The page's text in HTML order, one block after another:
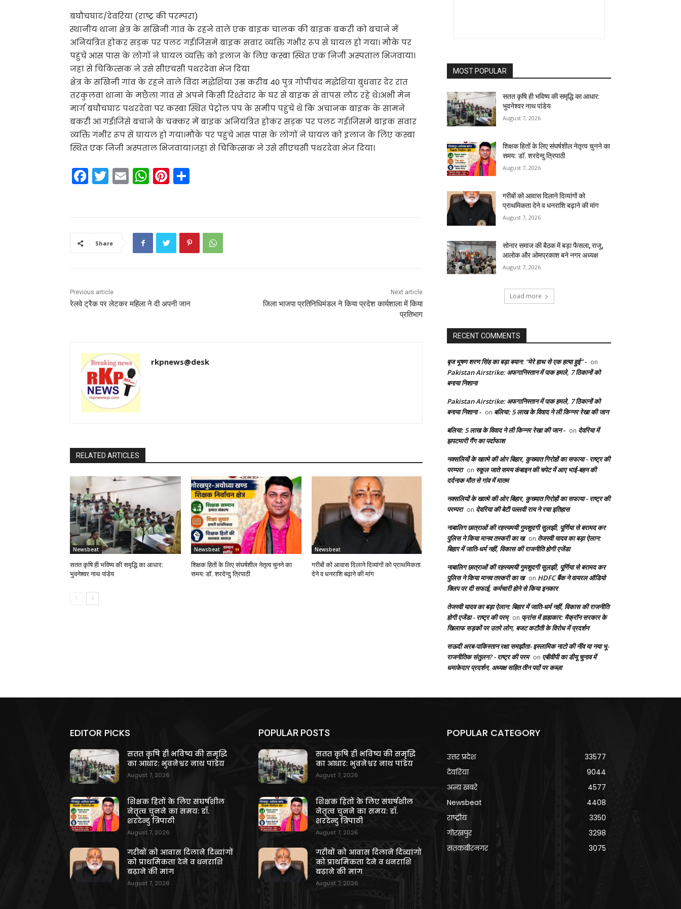
बघौचघाट/देवरिया (राष्ट्र की परम्परा)
स्थानीय थाना क्षेत्र के सखिनी गांव के रहने वाले एक बाइक चालक की बाइक बकरी को बचाने में
अनियंत्रित होकर सड़क पर पलट गई।जिसमे बाइक सवार व्यक्ति गंभीर रूप से घायल हो गया। मौके पर
पहुंचे आस पास के लोगों ने घायल व्यक्ति को इलाज के लिए कस्बा स्थित एक निजी अस्पताल भिजवाया।
जहां से चिकित्सक ने उसे सीएचसी पथरदेवा भेज दिया
क्षेत्र के सखिनी गांव के रहने वाले विंदा मद्धेशिया उम्र करीब 40 पुत्र गोपीचंद मद्धेशिया बुधवार देर रात
तरकुलवा थाना के मछैला गांव से अपने किसी रिश्तेदार के घर से बाइक से वापस लौट रहे थे।अभी मेन
मार्ग बघौचघाट पथरदेवा पर कस्बा स्थित पेट्रोल पंप के समीप पहुंचे थे कि अचानक बाइक के सामने
बकरी आ गई।जिसे बचाने के चक्कर में बाइक अनियंत्रित होकर सड़क पर पलट गई।जिसमे बाइक सवार
व्यक्ति गंभीर रूप से घायल हो गया।मौके पर पहुंचे आस पास के लोगों ने घायल को इलाज के लिए कस्बा
स्थित एक निजी अस्पताल भिजवाया।जहां से चिकित्सक ने उसे सीएचसी पथरदेवा भेज दिया।
F
a
b
k
T
w
E
m
W
h
A
p
Pi
nt
st
Share
Previous article
रेलवे ट्रैक पर लेटकर महिला ने दी अपनी जान
Next article
जिला भाजपा प्रतिनिधिमंडल ने किया प्रदेश कार्यशाला में किया
प्रतिभाग
rkpnews@desk
RELATED ARTICLES
Newsbeat
सतत कृषि ही भविष्य की समृद्धि का आधार:
भुवनेश्वर नाथ पांडेय
Newsbeat
शिक्षक हितों के लिए संघर्षशील नेतृत्व चुनने का
समय: डॉ. शरदेन्दु त्रिपाठी
Newsbeat
गरीबों को आवास दिलाने दिव्यांगों को प्राथमिकता
देने व धनराशि बढ़ाने की मांग
MOST POPULAR
सतत कृषि ही भविष्य की समृद्धि का आधार:
भुवनेश्वर नाथ पांडेय
August 7, 2026
शिक्षक हितों के लिए संघर्षशील नेतृत्व चुनने का
समय: डॉ. शरदेन्दु त्रिपाठी
August 7, 2026
गरीबों को आवास दिलाने दिव्यांगों को
प्राथमिकता देने व धनराशि बढ़ाने की मांग
August 7, 2026
सोनार समाज की बैठक में बड़ा फैसला, राजू,
आलोक और ओमप्रकाश बने नगर अध्यक्ष
August 7, 2026
Load more
RECENT COMMENTS
बृज भूषण शरण सिंह का बड़ा बयान: “मेरे हाथ से एक हत्या हुई” - on
Pakistan Airstrike: अफगानिस्तान में पाक हमले, 7 ठिकानों को
बनाया निशाना
Pakistan Airstrike: अफगानिस्तान में पाक हमले, 7 ठिकानों को
बनाया निशाना - on बलिया: 5 लाख के विवाद ने ली किन्नर रेखा की जान
बलिया: 5 लाख के विवाद ने ली किन्नर रेखा की जान - on देवरिया में
झपटमारी गैंग का पर्दाफाश
नक्सलियों के खात्मे की ओर बिहार, कुख्यात गिरोहों का सफाया - राष्ट्र की
परम्परा on स्कूल जाते समय कंबाइन की चपेट में आए भाई-बहन की
दर्दनाक मौत से गांव में मातम
नक्सलियों के खात्मे की ओर बिहार, कुख्यात गिरोहों का सफाया - राष्ट्र की
परम्परा on देवरिया की बेटी पल्लवी राय ने रचा इतिहास
नाबालिग छात्राओं की रहस्यमयी गुमशुदगी सुलझी, पूर्णिया से बरामद कर
पुलिस ने किया मानव तस्करी का ख on तेजस्वी यादव का बड़ा ऐलान:
बिहार में जाति-धर्म नहीं, विकास की राजनीति होगी एजेंडा
नाबालिग छात्राओं की रहस्यमयी गुमशुदगी सुलझी, पूर्णिया से बरामद कर
पुलिस ने किया मानव तस्करी का ख on HDFC बैंक ने वायरल ऑडियो
क्लिप पर दी सफाई, कर्मचारी होने से किया इनकार
तेजस्वी यादव का बड़ा ऐलान: बिहार में जाति-धर्म नहीं, विकास की राजनीति
होगी एजेंडा - राष्ट्र की परम् on फ्रांस में हाहाकार: मैक्रॉन सरकार के
खिलाफ सड़कों पर उतरे लोग, बजट कटौती के विरोध में प्रदर्शन
सऊदी अरब-पाकिस्तान रक्षा समझौता- इस्लामिक नाटो की नींव या नया भू-
राजनीतिक संतुलन? - राष्ट्र की परम on एबीवीपी का डीयू चुनाव में
धमाकेदार प्रदर्शन, अध्यक्ष सहित तीन पदों पर कब्ज़ा
EDITOR PICKS
सतत कृषि ही भविष्य की समृद्धि
का आधार: भुवनेश्वर नाथ पांडेय
August 7, 2026
शिक्षक हितों के लिए संघर्षशील
नेतृत्व चुनने का समय: डॉ.
शरदेन्दु त्रिपाठी
August 7, 2026
गरीबों को आवास दिलाने दिव्यांगों
को प्राथमिकता देने व धनराशि
बढ़ाने की मांग
August 7, 2026
POPULAR POSTS
सतत कृषि ही भविष्य की समृद्धि
का आधार: भुवनेश्वर नाथ पांडेय
August 7, 2026
शिक्षक हितों के लिए संघर्षशील
नेतृत्व चुनने का समय: डॉ.
शरदेन्दु त्रिपाठी
August 7, 2026
गरीबों को आवास दिलाने दिव्यांगों
को प्राथमिकता देने व धनराशि
बढ़ाने की मांग
August 7, 2026
POPULAR CATEGORY
उत्तर प्रदेश
33577
देवरिया
9044
अन्य खबरे
4577
Newsbeat
4408
राष्ट्रीय
3350
गोरखपुर
3298
संतकबीरनगर
3075